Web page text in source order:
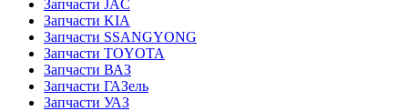
Запчасти JAC
Запчасти KIA
Запчасти SSANGYONG
Запчасти TOYOTA
Запчасти ВАЗ
Запчасти ГАЗель
Запчасти УАЗ